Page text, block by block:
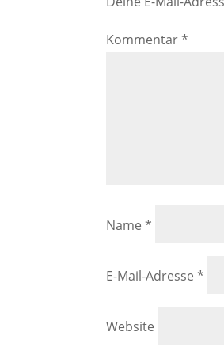
Kommentar*
Name*
E-Mail-Adresse*
Website